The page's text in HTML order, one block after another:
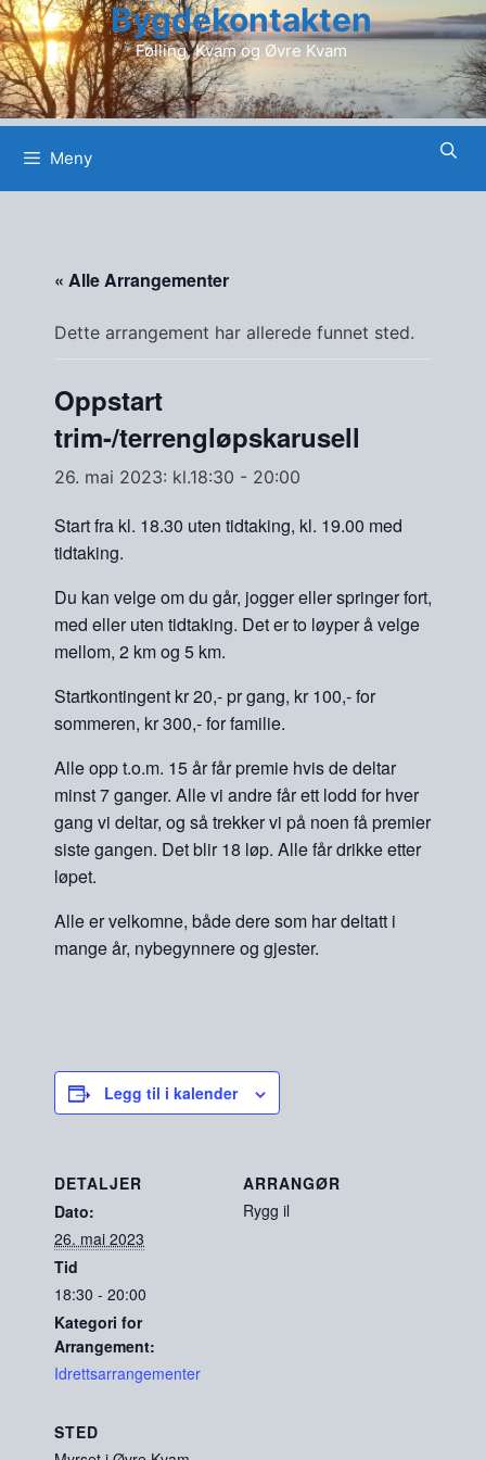
Hopp
til
innhold
Bygdekontakten
Følling, Kvam og Øvre Kvam
Meny
« Alle Arrangementer
Dette arrangement har allerede funnet sted.
Oppstart
trim-/terrengløpskarusell
26. mai 2023: kl.18:30 - 20:00
Start fra kl. 18.30 uten tidtaking, kl. 19.00 med
tidtaking.
Du kan velge om du går, jogger eller springer fort,
med eller uten tidtaking. Det er to løyper å velge
mellom, 2 km og 5 km.
Startkontingent kr 20,- pr gang, kr 100,- for
sommeren, kr 300,- for familie.
Alle opp t.o.m. 15 år får premie hvis de deltar
minst 7 ganger. Alle vi andre får ett lodd for hver
gang vi deltar, og så trekker vi på noen få premier
siste gangen. Det blir 18 løp. Alle får drikke etter
løpet.
Alle er velkomne, både dere som har deltatt i
mange år, nybegynnere og gjester.
Legg til i kalender
DETALJER
Dato:
26. mai 2023
Tid
18:30 - 20:00
Kategori for
Arrangement:
Idrettsarrangementer
ARRANGØR
Rygg il
STED